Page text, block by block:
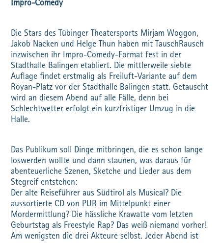
Impro-Comedy
Die Stars des Tübinger Theatersports Mirjam Woggon,
Jakob Nacken und Helge Thun haben mit TauschRausch
inzwischen ihr Impro-Comedy-Format fest in der
Stadthalle Balingen etabliert. Die mittlerweile siebte
Auflage findet erstmalig als Freiluft-Variante auf dem
Royan-Platz vor der Stadthalle Balingen statt. Getauscht
wird an diesem Abend auf alle Fälle, denn bei
Schlechtwetter erfolgt ein kurzfristiger Umzug in die
Halle.
Das Publikum soll Dinge mitbringen, die es schon lange
loswerden wollte und dann staunen, was daraus für
abenteuerliche Szenen, Sketche und Lieder aus dem
Stegreif entstehen:
Der alte Reiseführer aus Südtirol als Musical? Die
aussortierte CD von PUR im Mittelpunkt einer
Mordermittlung? Die hässliche Krawatte vom letzten
Geburtstag als Freestyle Rap? Das weiß niemand vorher!
Am wenigsten die drei Akteure selbst. Jeder Abend ist